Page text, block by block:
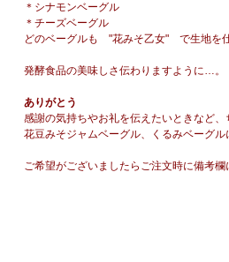
＊シナモンベーグル
＊チーズベーグル
どのベーグルも "花みそ乙女" で生地を仕
発酵食品の美味しさ伝わりますように…。
ありがとう
感謝の気持ちやお礼を伝えたいときなど
花豆みそジャムベーグル、くるみベーグ
ご希望がございましたらご注文時に備考欄